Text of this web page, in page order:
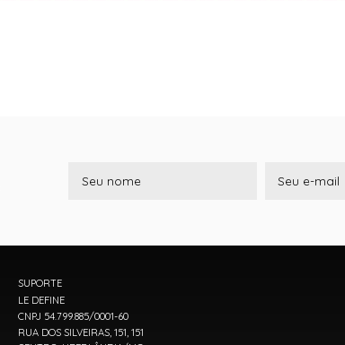
SUPORTE
LE DEFINE
CNPJ 54.799.885/0001-60
RUA DOS SILVEIRAS, 151, 151